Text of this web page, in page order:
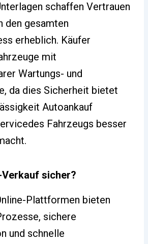
schaffen Vertrauen
den gesamten
erheblich. Käufer
mit
Wartungs- und
da dies Sicherheit bietet
Autoankauf
Fahrzeugs besser
sicher?
Plattformen bieten
sichere
und schnelle